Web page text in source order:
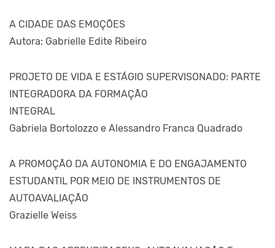
A CIDADE DAS EMOÇÕES
Autora: Gabrielle Edite Ribeiro
PROJETO DE VIDA E ESTÁGIO SUPERVISONADO: PARTE
INTEGRADORA DA FORMAÇÃO
INTEGRAL
Gabriela Bortolozzo e Alessandro Franca Quadrado
A PROMOÇÃO DA AUTONOMIA E DO ENGAJAMENTO
ESTUDANTIL POR MEIO DE INSTRUMENTOS DE
AUTOAVALIAÇÃO
Grazielle Weiss